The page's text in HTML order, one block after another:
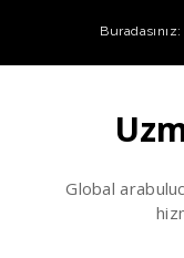
Buradasınız:
Global